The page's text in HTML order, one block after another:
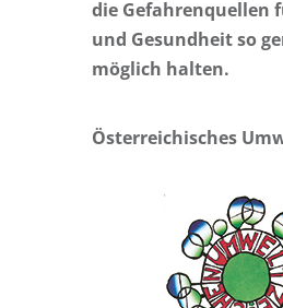
die Gefahrenquellen
und Gesundheit so
möglich halten.
Österreichisches